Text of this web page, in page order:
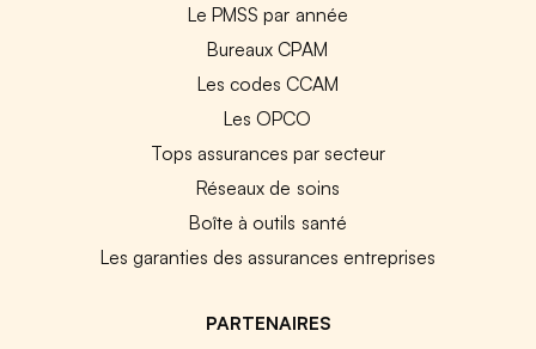
Le PMSS par année
Bureaux CPAM
Les codes CCAM
Les OPCO
Tops assurances par secteur
Réseaux de soins
Boîte à outils santé
Les garanties des assurances entreprises
PARTENAIRES